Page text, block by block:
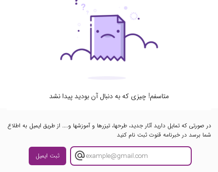
متاسفم! چیزی که به دنبال آن بودید پیدا نشد
در صورتی که تمایل دارید آثار جدید، طرحها، تیزرها و آموزشها و.... از طریق ایمیل به اطلاع
شما برسد در خبرنامه قنوت ثبت نام کنید
ثبت ایمیل